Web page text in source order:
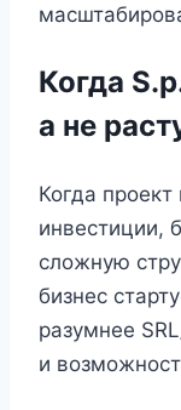
Когда
а не
Когда проект
инвестиции,
сложную
бизнес
разумнее
и